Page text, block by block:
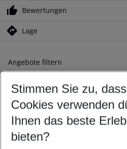
Bewertungen
Lage
Angebote filtern
Ändern Sie Ihre Kriterien nach
Abflughafen wählen
Beliebiger Abflughafen
Reisezeitraum wählen
11.08.26– 09.08.27 5-8
Stimmen Sie zu,
Cookies verwenden
Ihnen das beste
bieten?